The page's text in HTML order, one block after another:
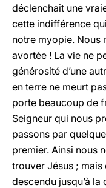
déclenchait une
cette indifférence
notre myopie. Nous
avortée ! La vie ne
générosité d’une
en terre ne meurt
porte beaucoup de
Seigneur qui nous
passons par
premier. Ainsi nous
trouver Jésus ; mais
descendu jusqu’à